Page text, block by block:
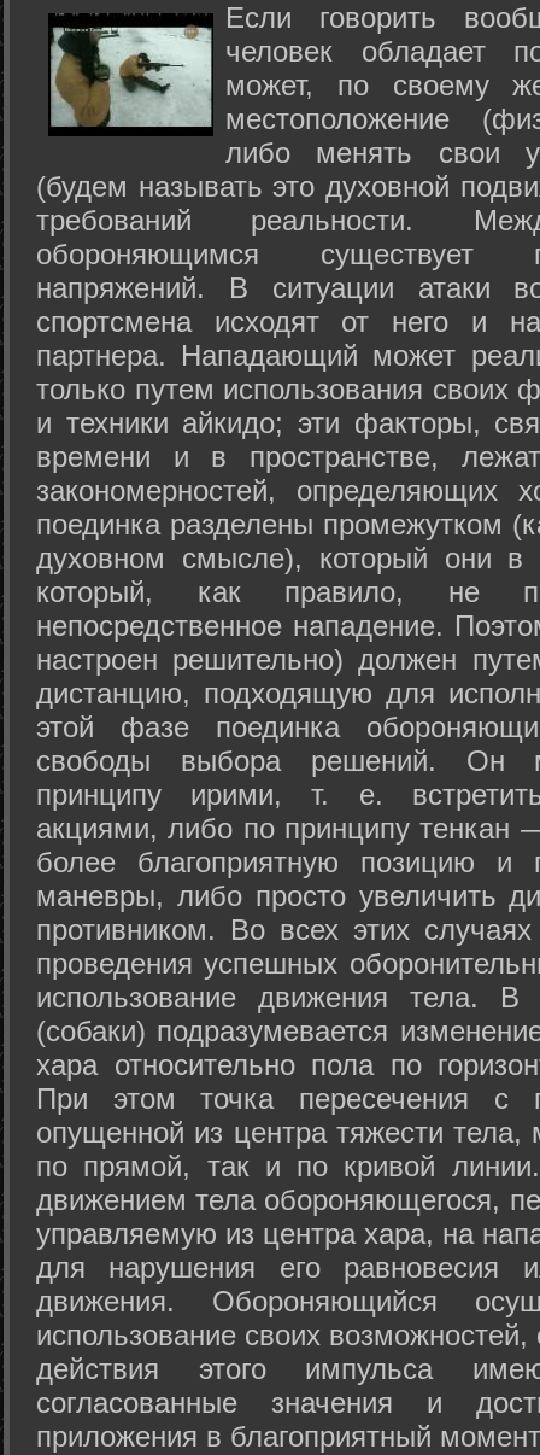
Если говорить
человек обладает
может, по своему
местоположение
либо менять свои
(будем называть это духовной
требований реальности.
обороняющимся существует
напряжений. В ситуации атаки
спортсмена исходят от него и
партнера. Нападающий может
только путем использования своих
и техники айкидо; эти факторы,
времени и в пространстве,
закономерностей, определяющих
поединка разделены промежутком
духовном смысле), который они в
который, как правило, не
непосредственное нападение.
настроен решительно) должен
дистанцию, подходящую для
этой фазе поединка
свободы выбора решений. Он
принципу ирими, т. е.
акциями, либо по принципу тенкан
более благоприятную позицию и
маневры, либо просто увеличить
противником. Во всех этих
проведения успешных
использование движения тела.
(собаки) подразумевается
хара относительно пола по
При этом точка пересечения с
опущенной из центра тяжести
по прямой, так и по кривой
движением тела обороняющегося,
управляемую из центра хара, на
для нарушения его равновесия
движения. Обороняющийся
использование своих
действия этого импульса
согласованные значения и
приложения в благоприятный